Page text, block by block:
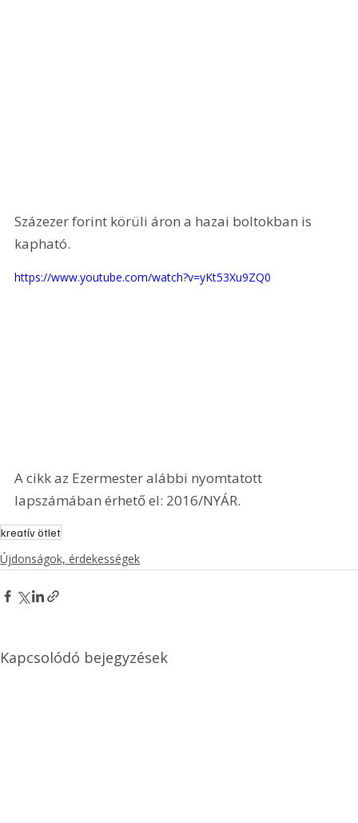
Százezer forint körüli áron a hazai boltokban is
kapható.
https://www.youtube.com/watch?v=yKt53Xu9ZQ0
A cikk az Ezermester alábbi nyomtatott
lapszámában érhető el: 2016/NYÁR.
kreatív ötlet
Újdonságok, érdekességek
Kapcsolódó bejegyzések